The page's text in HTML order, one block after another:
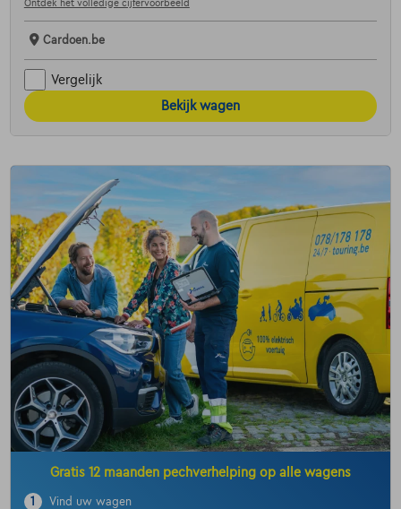
Ontdek het volledige cijfervoorbeeld
Cardoen.be
Vergelijk
Bekijk wagen
Gratis 12 maanden pechverhelping op alle wagens
1 Vind uw wagen